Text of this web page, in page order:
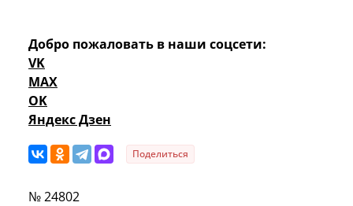
Добро пожаловать в наши соцсети:
VK
MAX
OK
Яндекс Дзен
Поделиться
№ 24802